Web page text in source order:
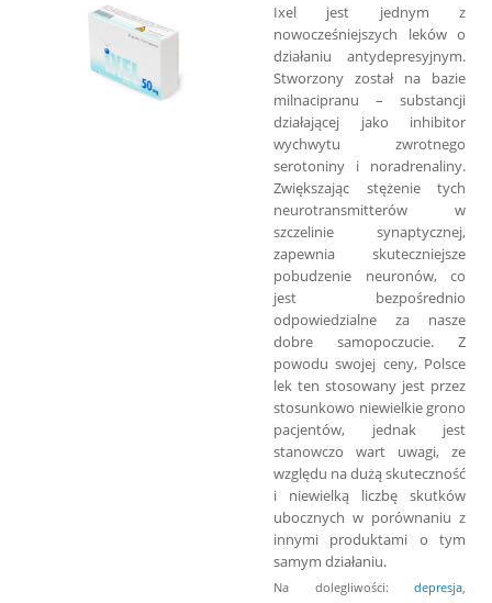
Ixel jest jednym z
nowocześniejszych leków o
działaniu antydepresyjnym.
Stworzony został na bazie
milnacipranu – substancji
działającej jako inhibitor
wychwytu zwrotnego
serotoniny i noradrenaliny.
Zwiększając stężenie tych
neurotransmitterów w
szczelinie synaptycznej,
zapewnia skuteczniejsze
pobudzenie neuronów, co
jest bezpośrednio
odpowiedzialne za nasze
dobre samopoczucie. Z
powodu swojej ceny, Polsce
lek ten stosowany jest przez
stosunkowo niewielkie grono
pacjentów, jednak jest
stanowczo wart uwagi, ze
względu na dużą skuteczność
i niewielką liczbę skutków
ubocznych w porównaniu z
innymi produktami o tym
samym działaniu.
Na dolegliwości: depresja